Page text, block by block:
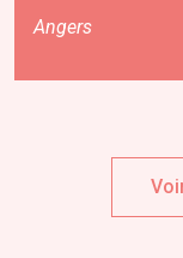
Angers